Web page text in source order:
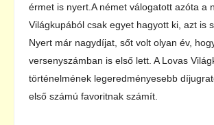
érmet is nyert.A német válogatott azóta a
Világkupából csak egyet hagyott ki, azt is
Nyert már nagydíjat, sőt volt olyan év,
versenyszámban is első lett. A Lovas
történelmének legeredményesebb
első számú favoritnak számít.